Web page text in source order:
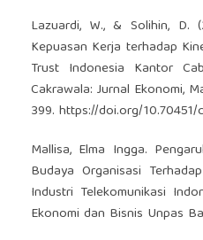
Lazuardi, W., & Solihin, D.
Kepuasan Kerja terhadap
Trust Indonesia Kantor
Cakrawala: Jurnal Ekonomi,
399. https://doi.org/10.70451/
Mallisa, Elma Ingga.
Budaya Organisasi
Industri Telekomunikasi
Ekonomi dan Bisnis Unpas